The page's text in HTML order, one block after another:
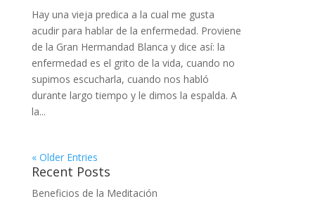
Hay una vieja predica a la cual me gusta
acudir para hablar de la enfermedad. Proviene
de la Gran Hermandad Blanca y dice así: la
enfermedad es el grito de la vida, cuando no
supimos escucharla, cuando nos habló
durante largo tiempo y le dimos la espalda. A
la...
« Older Entries
Recent Posts
Beneficios de la Meditación